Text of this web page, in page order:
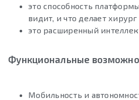
это способность
видит, и что делает хирург
это расширенный
Функциональные
Мобильность и